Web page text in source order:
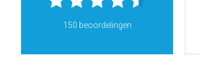
150 beoordelingen